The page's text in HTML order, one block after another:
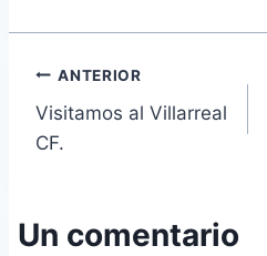
Navegación
de
ANTERIOR
Visitamos al Villarreal
CF.
Un comentario